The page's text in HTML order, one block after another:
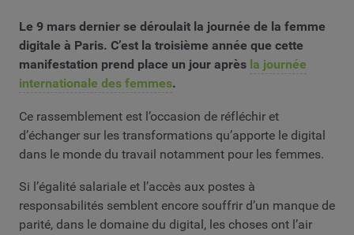
Le 9 mars dernier se déroulait la journée de la femme
digitale à Paris. C’est la troisième année que cette
manifestation prend place un jour après la journée
internationale des femmes.
Ce rassemblement est l’occasion de réfléchir et
d’échanger sur les transformations qu’apporte le digital
dans le monde du travail notamment pour les femmes.
Si l’égalité salariale et l’accès aux postes à
responsabilités semblent encore souffrir d’un manque de
parité, dans le domaine du digital, les choses ont l’air